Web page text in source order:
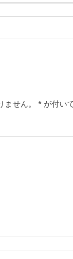
せん。 * が付い